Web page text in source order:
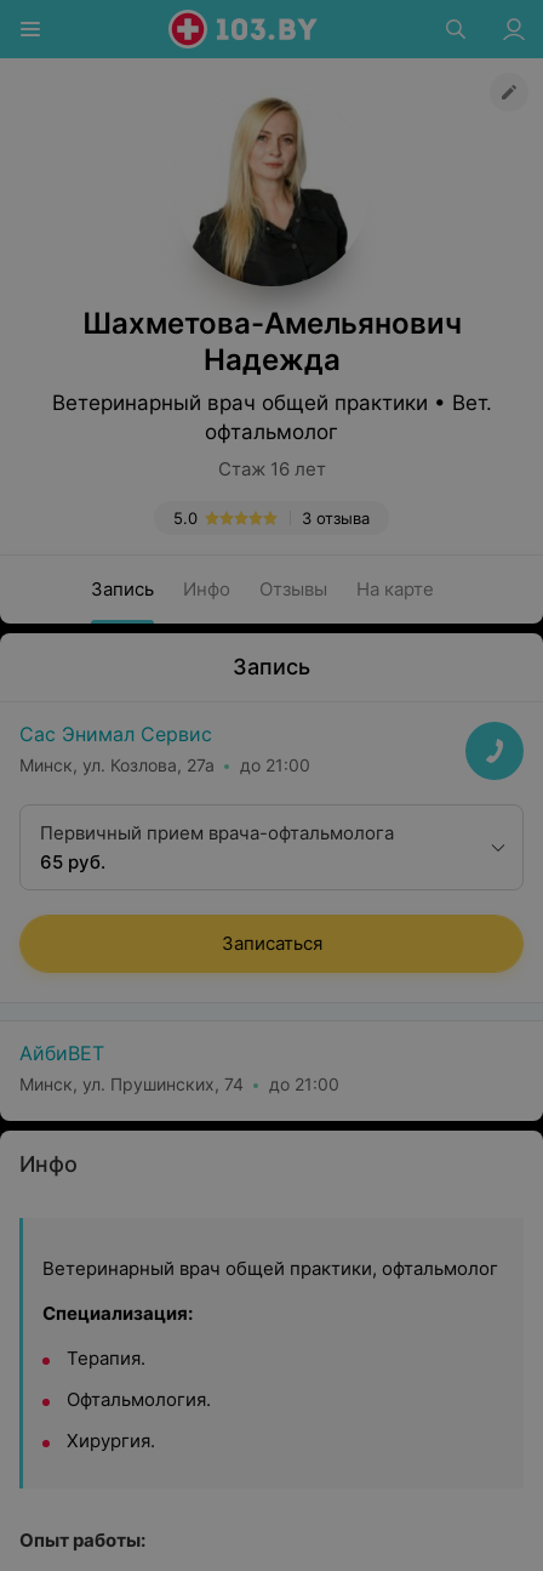
Шахметова-Амельянович
Надежда
Ветеринарный врач общей практики • Вет.
офтальмолог
Стаж 16 лет
3 отзыва
5.0
Запись Инфо Отзывы На карте
Запись
Сас Энимал Сервис
Минск, ул. Козлова, 27а до 21:00
Первичный прием врача-офтальмолога
65 руб.
Записаться
АйбиВЕТ
Минск, ул. Прушинских, 74 до 21:00
Инфо
Ветеринарный врач общей практики, офтальмолог
Специализация:
Терапия.
Офтальмология.
Хирургия.
Опыт работы: